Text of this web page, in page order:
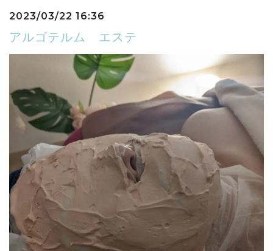
2023/03/22 16:36
アルゴテルム エステ